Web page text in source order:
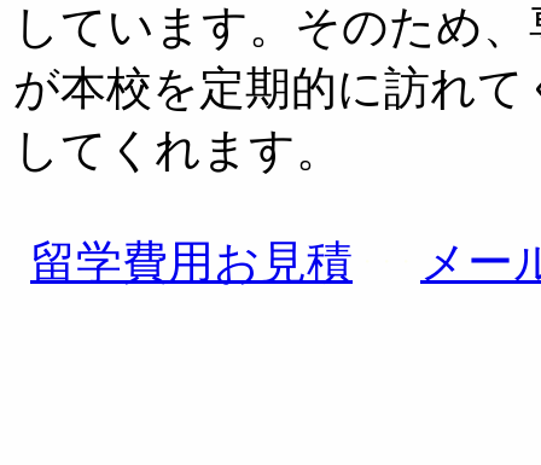
しています。そのため
が本校を定期的に訪れ
してくれます。
留学費用お見積 メー